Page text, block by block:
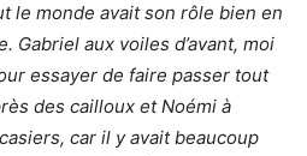
le monde avait son rôle bien en
Gabriel aux voiles d’avant, moi
essayer de faire passer tout
des cailloux et Noémi à
car il y avait beaucoup